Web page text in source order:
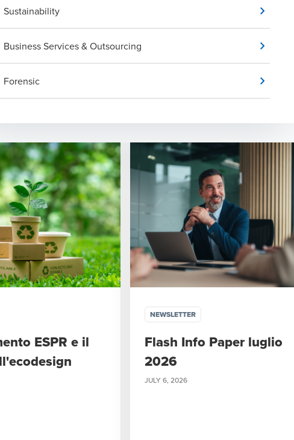
Sustainability
Business Services & Outsourcing
Forensic
ESPR e il
NEWSLETTER
Flash Info Paper luglio
2026
JULY 6, 2026